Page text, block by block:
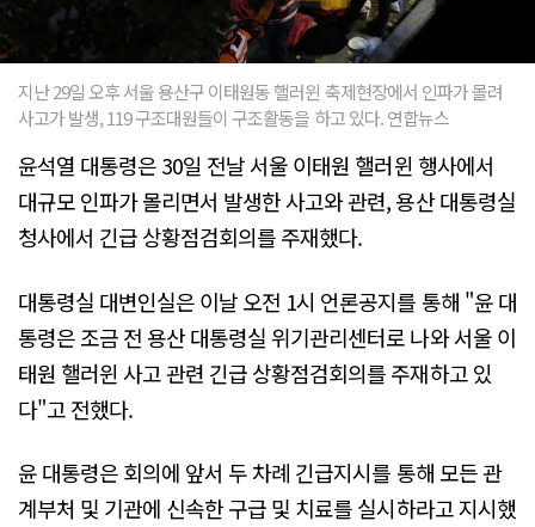
지난 29일 오후 서울 용산구 이태원동 핼러윈 축제현장에서 인파가 몰려
사고가 발생, 119 구조대원들이 구조활동을 하고 있다. 연합뉴스
윤석열 대통령은 30일 전날 서울 이태원 핼러윈 행사에서
대규모 인파가 몰리면서 발생한 사고와 관련, 용산 대통령실
청사에서 긴급 상황점검회의를 주재했다.
대통령실 대변인실은 이날 오전 1시 언론공지를 통해 "윤 대
통령은 조금 전 용산 대통령실 위기관리센터로 나와 서울 이
태원 핼러윈 사고 관련 긴급 상황점검회의를 주재하고 있
다"고 전했다.
윤 대통령은 회의에 앞서 두 차례 긴급지시를 통해 모든 관
계부처 및 기관에 신속한 구급 및 치료를 실시하라고 지시했